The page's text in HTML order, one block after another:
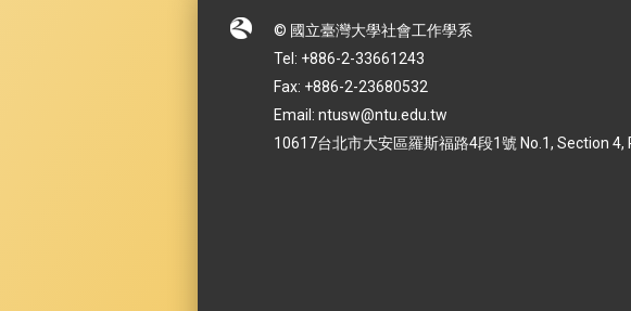
© 國立臺灣大學社會工作學系
Tel: +886-2-33661243
Fax: +886-2-23680532
Email: ntusw@ntu.edu.tw
10617台北市大安區羅斯福路4段1號 No.1, Section